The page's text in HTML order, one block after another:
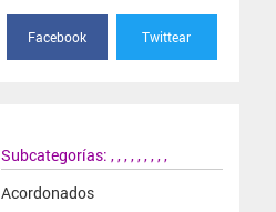
Facebook Twittear
Subcategorías:
Acordonados
,,,,,,,,,